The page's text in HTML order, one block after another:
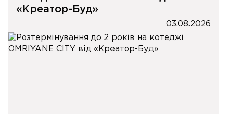
«Креатор-Буд»
03.08.2026